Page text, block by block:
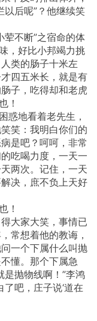
以后呢”？他继续笑
荤不断”之宿命的体
，好比小邦竭力挑
类的肠子十米左
四五米长，就是有
子，吃得却和老虎
！
惑地看着老先生，
笑：我明白你们的
是吧？呵呵，非常
吃喝力度，一天一
两次。记住，一天
决，庶不负上天好
！
大家大笑，事情已
常想着他的教诲，
一个下属什么叫抛
懂。那个下属急
是抛物线啊！”李鸿
吧，庄子说‘道在